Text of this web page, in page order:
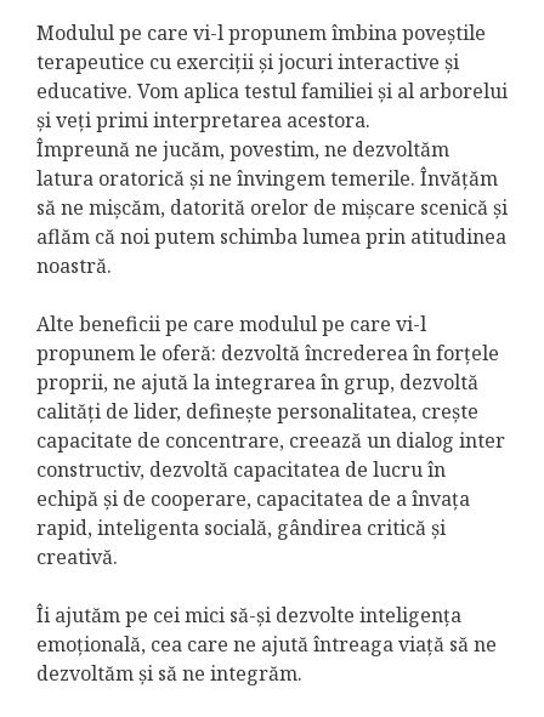
Modulul pe care vi-l propunem îmbina poveștile
terapeutice cu exerciții și jocuri interactive și
educative. Vom aplica testul familiei și al arborelui
și veți primi interpretarea acestora.
Împreună ne jucăm, povestim, ne dezvoltăm
latura oratorică și ne învingem temerile. Învățăm
să ne mișcăm, datorită orelor de mișcare scenică și
aflăm că noi putem schimba lumea prin atitudinea
noastră.
Alte beneficii pe care modulul pe care vi-l
propunem le oferă: dezvoltă încrederea în forțele
proprii, ne ajută la integrarea în grup, dezvoltă
calități de lider, definește personalitatea, crește
capacitate de concentrare, creează un dialog inter
constructiv, dezvoltă capacitatea de lucru în
echipă și de cooperare, capacitatea de a învața
rapid, inteligenta socială, gândirea critică și
creativă.
Îi ajutăm pe cei mici să-și dezvolte inteligența
emoțională, cea care ne ajută întreaga viață să ne
dezvoltăm și să ne integrăm.